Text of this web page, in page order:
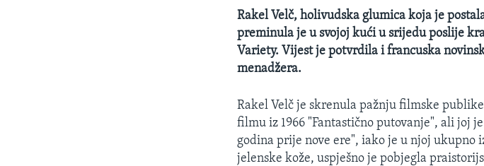
Rakel Velč, holivudska glumica koja je
preminula je u svojoj kući u srijedu poslije
Variety. Vijest je potvrdila i francuska
menadžera.
Rakel Velč je skrenula pažnju filmske
filmu iz 1966 "Fantastično putovanje", ali joj
godina prije nove ere", iako je u njoj ukupno
jelenske kože, uspješno je pobjegla